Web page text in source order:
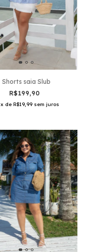
Shorts saia Slub
R$199,90
x deR$19,99 sem juros